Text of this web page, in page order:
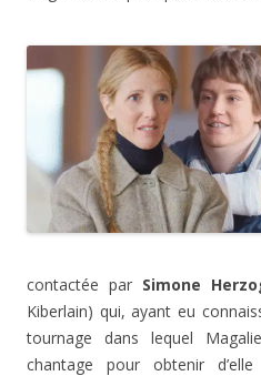
contactée par Simone
Kiberlain) qui, ayant eu
tournage dans lequel
chantage pour obtenir